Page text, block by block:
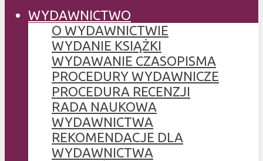
WYDAWNICTWO
O WYDAWNICTWIE
WYDANIE KSIĄŻKI
WYDAWANIE CZASOPISMA
PROCEDURY WYDAWNICZE
PROCEDURA RECENZJI
RADA NAUKOWA
WYDAWNICTWA
REKOMENDACJE DLA
WYDAWNICTWA